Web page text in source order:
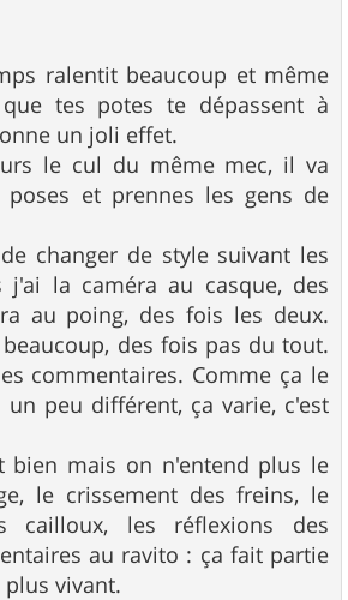
ralentit beaucoup et même
tes potes te dépassent à
un joli effet.
le cul du même mec, il va
et prennes les gens de
changer de style suivant les
j'ai la caméra au casque, des
au poing, des fois les deux.
des fois pas du tout.
commentaires. Comme ça le
peu différent, ça varie, c'est
bien mais on n'entend plus le
le crissement des freins, le
cailloux, les réflexions des
au ravito : ça fait partie
plus vivant.